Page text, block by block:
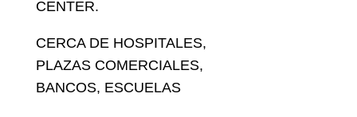
CENTER.
CERCA DE HOSPITALES,
PLAZAS COMERCIALES,
BANCOS, ESCUELAS